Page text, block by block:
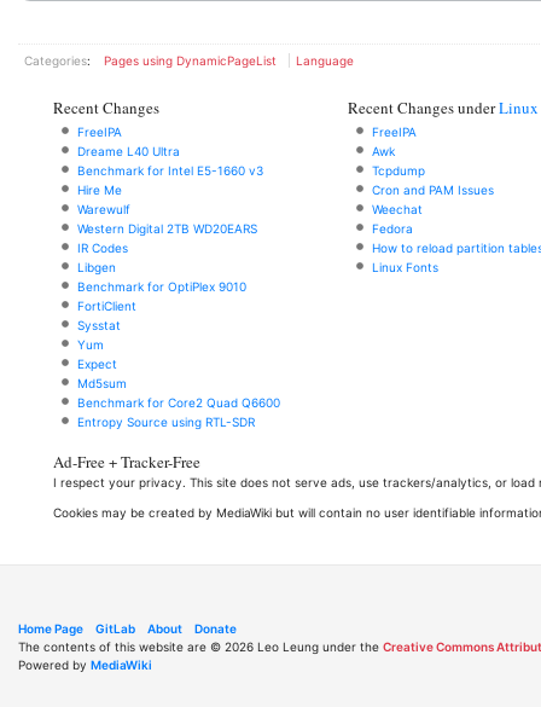
Categories: Pages using DynamicPageList Language
Recent Changes
FreeIPA
Dreame L40 Ultra
Benchmark for Intel E5-1660 v3
Hire Me
Warewulf
Western Digital 2TB WD20EARS
IR Codes
Libgen
Benchmark for OptiPlex 9010
FortiClient
Sysstat
Yum
Expect
Md5sum
Benchmark for Core2 Quad Q6600
Entropy Source using RTL-SDR
Recent Changes underLinux
FreeIPA
Awk
Tcpdump
Cron and PAM Issues
Weechat
Fedora
How to reload partition
Linux Fonts
Ad-Free + Tracker-Free
I respect your privacy. This site does not serve ads, use trackers/analytics, or
Cookies may be created by MediaWiki but will contain no user identifiable
Home Page GitLab About
Donate
The contents of this website are © 2026 Leo Leung under the Creative Commons
Powered by MediaWiki